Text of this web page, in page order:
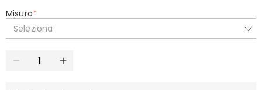
Misura*
Seleziona